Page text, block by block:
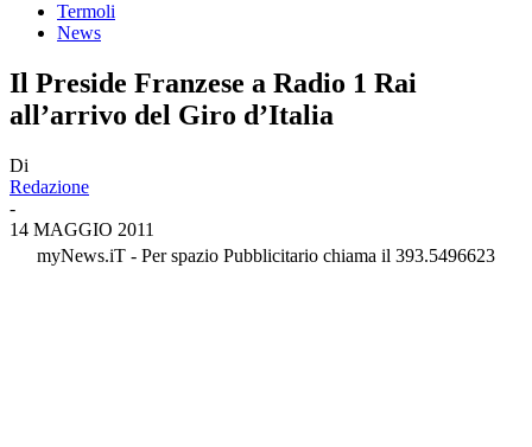
Termoli
News
Il Preside Franzese a Radio 1 Rai
all’arrivo del Giro d’Italia
Di
Redazione
-
14 MAGGIO 2011
myNews.iT - Per spazio Pubblicitario chiama il 393.5496623